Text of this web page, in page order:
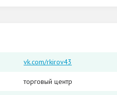
vk.com/rkirov43
торговый центр